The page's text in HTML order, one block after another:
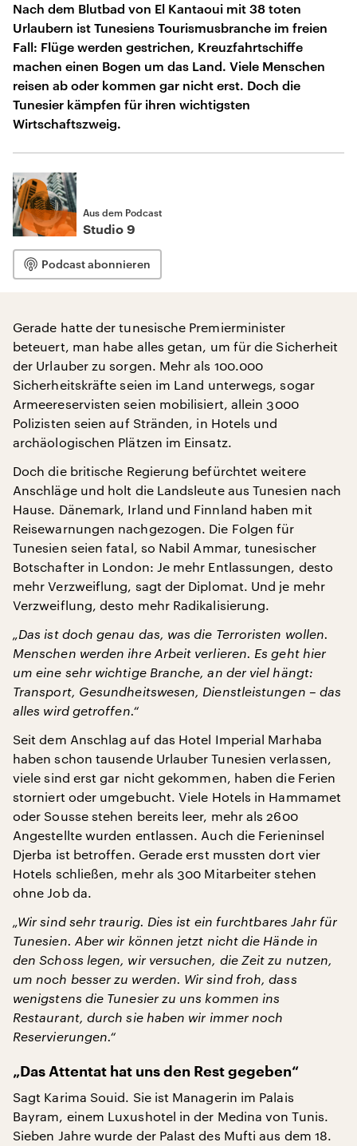
Nach dem Blutbad von El Kantaoui mit 38 toten
Urlaubern ist Tunesiens Tourismusbranche im freien
Fall: Flüge werden gestrichen, Kreuzfahrtschiffe
machen einen Bogen um das Land. Viele Menschen
reisen ab oder kommen gar nicht erst. Doch die
Tunesier kämpfen für ihren wichtigsten
Wirtschaftszweig.
Aus dem Podcast
Studio 9
Podcast abonnieren
Gerade hatte der tunesische Premierminister
beteuert, man habe alles getan, um für die Sicherheit
der Urlauber zu sorgen. Mehr als 100.000
Sicherheitskräfte seien im Land unterwegs, sogar
Armeereservisten seien mobilisiert, allein 3000
Polizisten seien auf Stränden, in Hotels und
archäologischen Plätzen im Einsatz.
Doch die britische Regierung befürchtet weitere
Anschläge und holt die Landsleute aus Tunesien nach
Hause. Dänemark, Irland und Finnland haben mit
Reisewarnungen nachgezogen. Die Folgen für
Tunesien seien fatal, so Nabil Ammar, tunesischer
Botschafter in London: Je mehr Entlassungen, desto
mehr Verzweiflung, sagt der Diplomat. Und je mehr
Verzweiflung, desto mehr Radikalisierung.
„Das ist doch genau das, was die Terroristen wollen.
Menschen werden ihre Arbeit verlieren. Es geht hier
um eine sehr wichtige Branche, an der viel hängt:
Transport, Gesundheitswesen, Dienstleistungen – das
alles wird getroffen.“
Seit dem Anschlag auf das Hotel Imperial Marhaba
haben schon tausende Urlauber Tunesien verlassen,
viele sind erst gar nicht gekommen, haben die Ferien
storniert oder umgebucht. Viele Hotels in Hammamet
oder Sousse stehen bereits leer, mehr als 2600
Angestellte wurden entlassen. Auch die Ferieninsel
Djerba ist betroffen. Gerade erst mussten dort vier
Hotels schließen, mehr als 300 Mitarbeiter stehen
ohne Job da.
„Wir sind sehr traurig. Dies ist ein furchtbares Jahr für
Tunesien. Aber wir können jetzt nicht die Hände in
den Schoss legen, wir versuchen, die Zeit zu nutzen,
um noch besser zu werden. Wir sind froh, dass
wenigstens die Tunesier zu uns kommen ins
Restaurant, durch sie haben wir immer noch
Reservierungen.“
„Das Attentat hat uns den Rest gegeben“
Sagt Karima Souid. Sie ist Managerin im Palais
Bayram, einem Luxushotel in der Medina von Tunis.
Sieben Jahre wurde der Palast des Mufti aus dem 18.